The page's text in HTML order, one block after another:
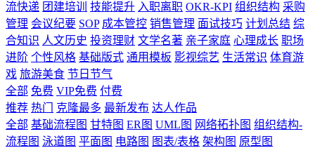
流快递 团建培训 技能提升 入职离职 OKR-KPI 组织结构 采购
管理 会议纪要 SOP 成本管控 销售管理 面试技巧 计划总结 综
合知识 人文历史 投资理财 文学名著 亲子家庭 心理成长 职场
进阶 个性风格 基础版式 通用模板 影视综艺 生活常识 体育游
戏 旅游美食 节日节气
全部 免费 VIP免费 付费
推荐 热门 克隆最多 最新发布 达人作品
全部 基础流程图 甘特图 ER图 UML图 网络拓扑图 组织结构-
流程图 泳道图 平面图 电路图 图表/表格 架构图 原型图